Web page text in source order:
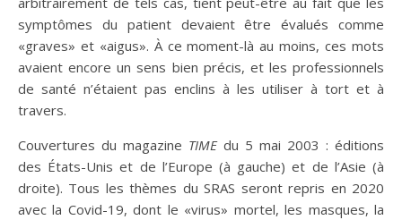
symptômes du patient devaient être évalués comme
«graves» et «aigus». À ce moment-là au moins, ces mots
avaient encore un sens bien précis, et les professionnels
de santé n’étaient pas enclins à les utiliser à tort et à
travers.
Couvertures du magazine TIME du 5 mai 2003 : éditions
des États-Unis et de l’Europe (à gauche) et de l’Asie (à
droite). Tous les thèmes du SRAS seront repris en 2020
avec la Covid-19, dont le «virus» mortel, les masques, la